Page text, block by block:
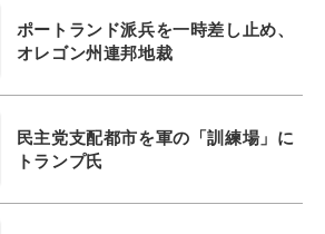
ポートランド派兵を一時差し止め、
オレゴン州連邦地裁
民主党支配都市を軍の「訓練場」に
トランプ氏